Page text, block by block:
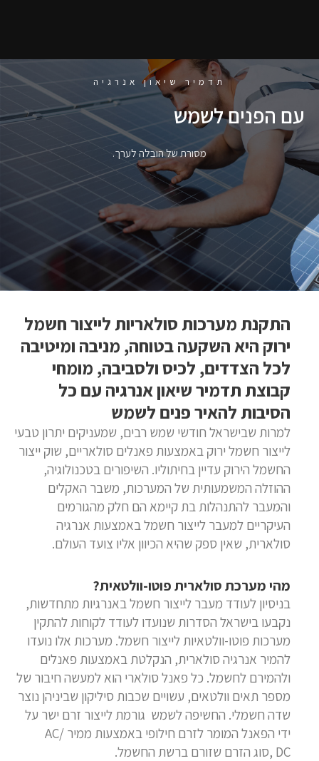
תדמיר שיאון אנרגיה
עם הפנים לשמש
מסורת של הובלה לערך.
התקנת מערכות סולאריות לייצור חשמל
ירוק היא השקעה בטוחה, מניבה ומיטיבה
לכל הצדדים, לכיס ולסביבה, מומחי
קבוצת תדמיר שיאון אנרגיה עם כל
הסיבות להאיר פנים לשמש
למרות שבישראל חודשי שמש רבים, שמעניקים יתרון טבעי
לייצור חשמל ירוק באמצעות פאנלים סולאריים, שוק ייצור
החשמל הירוק עדיין בחיתוליו. השיפורים בטכנולוגיה,
ההוזלה המשמעותית של המערכות, משבר האקלים
והמעבר להתנהלות בת קיימא הם חלק מהגורמים
העיקריים למעבר לייצור חשמל באמצעות אנרגיה
סולארית, שאין ספק שהיא הכיוון אליו צועד העולם.
מהי מערכת סולארית פוטו-וולטאית?
בניסיון לעודד מעבר לייצור חשמל באנרגיות מתחדשות,
נקבעו בישראל הסדרות שנועדו לעודד לקוחות להתקין
מערכות פוטו-וולטאיות לייצור חשמל. מערכות אלו נועדו
להמיר אנרגיה סולארית, הנקלטת באמצעות פאנלים
ולהמירם לחשמל. כל פאנל סולארי הוא למעשה חיבור של
מספר תאים וולטאים, עשויים שכבות סיליקון שביניהן נוצר
שדה חשמלי. החשיפה לשמש גורמת לייצור זרם ישר על
ידי הפאנל המומר לזרם חילופי באמצעות ממיר AC/
DC,סוג הזרם שזורם ברשת החשמל.